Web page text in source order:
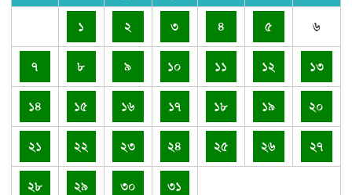
১ ২ ৩ ৪ ৫ ৬
৭ ৮ ৯ ১০ ১১ ১২ ১৩
১৪ ১৫ ১৬ ১৭ ১৮ ১৯ ২০
২১ ২২ ২৩ ২৪ ২৫ ২৬ ২৭
২৮ ২৯ ৩০ ৩১